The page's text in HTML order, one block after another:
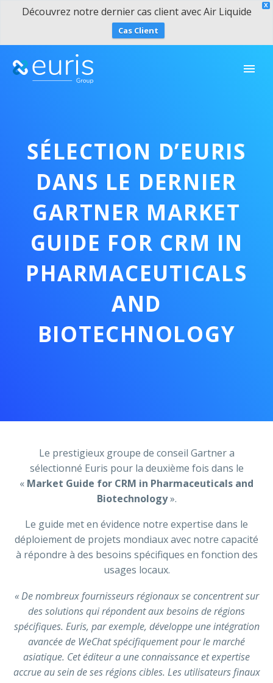
X
Découvrez notre dernier cas client avec Air Liquide
Cas Client
SÉLECTION D’EURIS
DANS LE DERNIER
GARTNER MARKET
GUIDE FOR CRM IN
PHARMACEUTICALS
AND
BIOTECHNOLOGY
Le prestigieux groupe de conseil Gartner a
sélectionné Euris pour la deuxième fois dans le
« Market Guide for CRM in Pharmaceuticals and
Biotechnology».
Le guide met en évidence notre expertise dans le
déploiement de projets mondiaux avec notre capacité
à répondre à des besoins spécifiques en fonction des
usages locaux.
« De nombreux fournisseurs régionaux se concentrent sur
des solutions qui répondent aux besoins de régions
spécifiques. Euris, par exemple, développe une intégration
avancée de WeChat spécifiquement pour le marché
asiatique. Cet éditeur a une connaissance et expertise
accrue au sein de ses régions cibles. Les utilisateurs finaux